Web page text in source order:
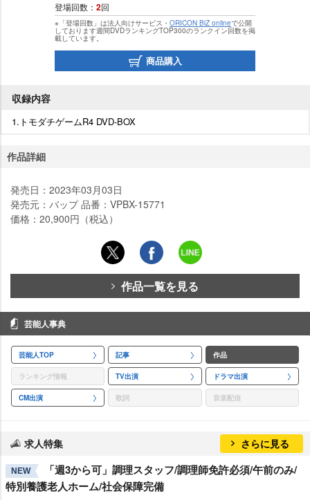
登場回数： 2回
※「登場回数」は法人向けサービス・ ORICON BiZ onlineで公開
しております週間DVDランキングTOP300のランクイン回数を掲
載しています。
商品購入
収録内容
1.トモダチゲームR4 DVD-BOX
作品詳細
発売日：2023年03月03日
発売元：バップ 品番：VPBX-15771
価格：20,900円（税込）
作品一覧を見る
芸能人事典
芸能人TOP 記事 作品
ランキング情報 TV出演 ドラマ出演
CM出演 歌詞 音楽配信
求人特集 さらに見る
NEW
「週3から可」調理スタッフ/調理師免許必須/午前のみ/
特別養護老人ホーム/社会保障完備